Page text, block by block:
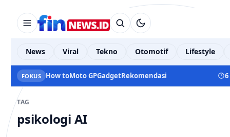
News Viral Tekno Otomotif Lifestyle
FOKUS How toMoto GPGadgetRekomendasi
TAG
psikologi AI